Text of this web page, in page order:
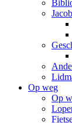
Op weg
Op